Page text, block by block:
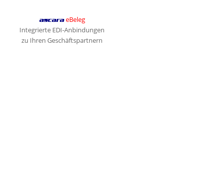
ascara eBeleg
Integrierte EDI-Anbindungen
zu Ihren Geschäftspartnern